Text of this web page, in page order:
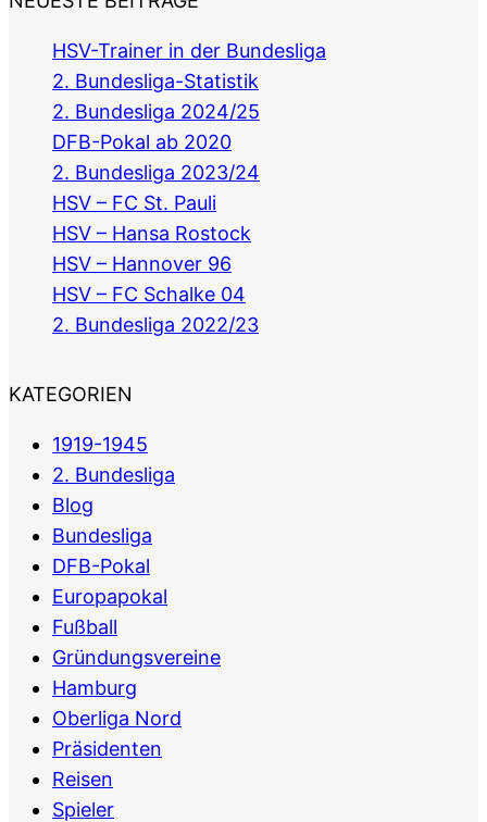
HSV-Trainer in der Bundesliga
2. Bundesliga-Statistik
2. Bundesliga 2024/25
DFB-Pokal ab 2020
2. Bundesliga 2023/24
HSV – FC St. Pauli
HSV – Hansa Rostock
HSV – Hannover 96
HSV – FC Schalke 04
2. Bundesliga 2022/23
KATEGORIEN
1919-1945
2. Bundesliga
Blog
Bundesliga
DFB-Pokal
Europapokal
Fußball
Gründungsvereine
Hamburg
Oberliga Nord
Präsidenten
Reisen
Spieler